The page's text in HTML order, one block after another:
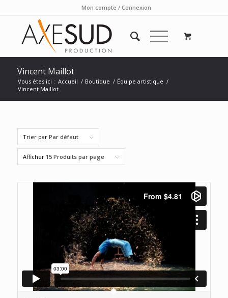
Mon compte / Connexion
Vincent Maillot
Vous êtes ici : Accueil / Boutique / Équipe artistique /
Vincent Maillot
Trier par Par défaut
Afficher 15 Produits par page